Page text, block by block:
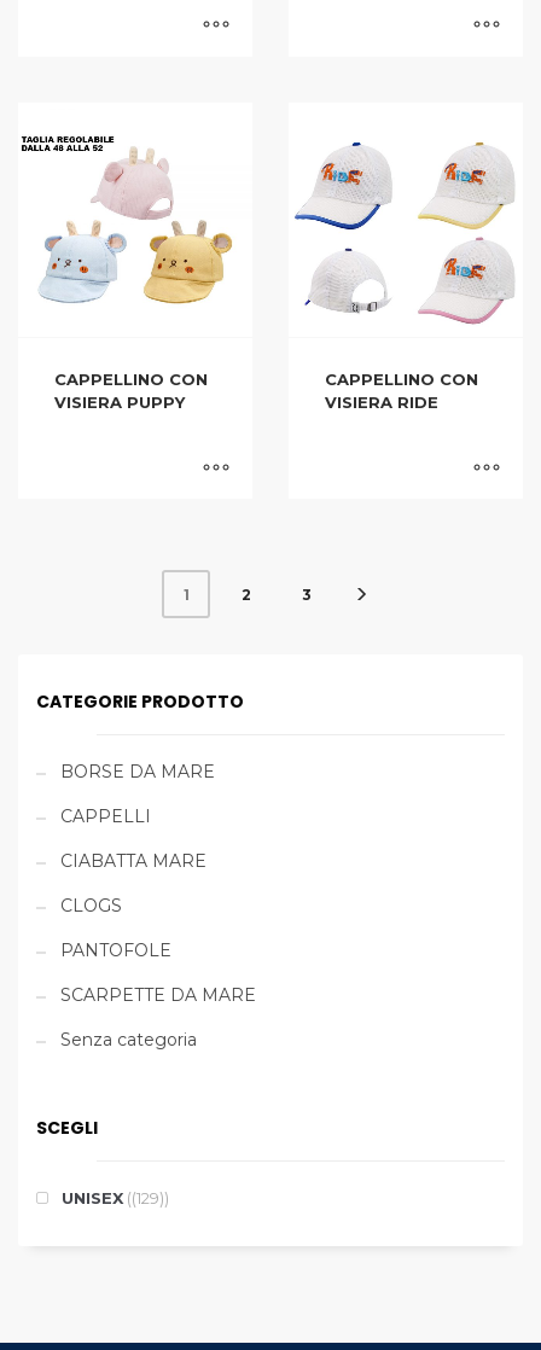
CAPPELLINO CON
VISIERA PUPPY
CAPPELLINO CON
VISIERA RIDE
1 2 3
CATEGORIE PRODOTTO
BORSE DA MARE
CAPPELLI
CIABATTA MARE
CLOGS
PANTOFOLE
SCARPETTE DA MARE
Senza categoria
SCEGLI
UNISEX (129)